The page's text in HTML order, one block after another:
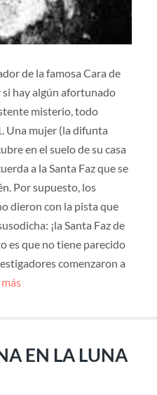
de la famosa Cara de
si hay algún afortunado
misterio, todo
Una mujer (la difunta
en el suelo de su casa
a la Santa Faz que se
Por supuesto, los
dieron con la pista que
¡la Santa Faz de
es que no tiene parecido
comenzaron a
EN LA LUNA